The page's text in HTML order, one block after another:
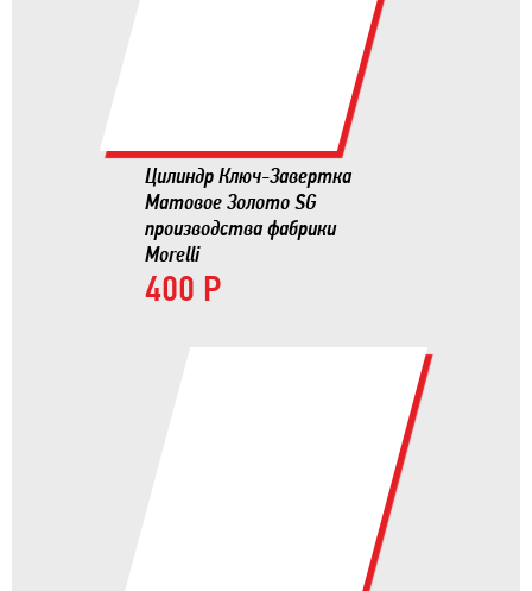
Цилиндр Ключ-Завертка
Матовое Золото SG
производства фабрики
Morelli
400 Р